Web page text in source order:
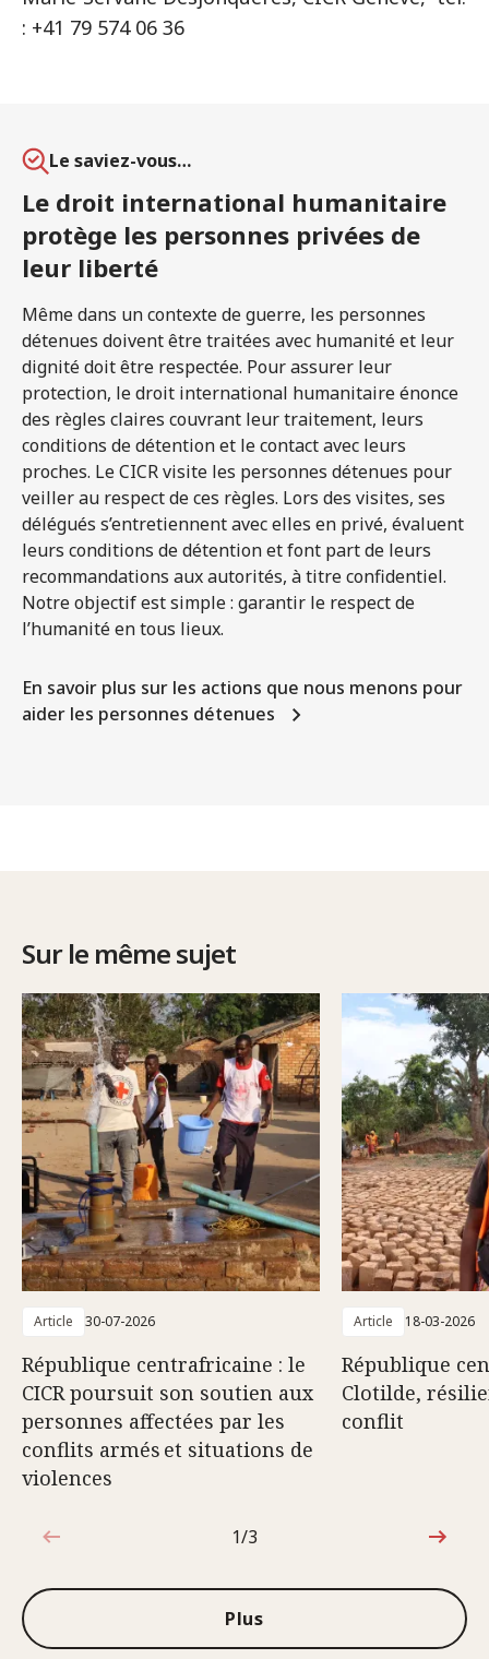
: +41 79 574 06 36
Le saviez-vous…
Le droit international humanitaire
protège les personnes privées de
leur liberté
Même dans un contexte de guerre, les personnes
détenues doivent être traitées avec humanité et leur
dignité doit être respectée. Pour assurer leur
protection, le droit international humanitaire énonce
des règles claires couvrant leur traitement, leurs
conditions de détention et le contact avec leurs
proches. Le CICR visite les personnes détenues pour
veiller au respect de ces règles. Lors des visites, ses
délégués s’entretiennent avec elles en privé, évaluent
leurs conditions de détention et font part de leurs
recommandations aux autorités, à titre confidentiel.
Notre objectif est simple : garantir le respect de
l’humanité en tous lieux.
En savoir plus sur les actions que nous menons pour
aider les personnes détenues
Sur le même sujet
Article 30-07-2026
République centrafricaine : le
CICR poursuit son soutien aux
personnes affectées par les
conflits armés et situations de
violences
Article 18-03-2026
République
Clotilde,
conflit
1sur3
1/3
Plus